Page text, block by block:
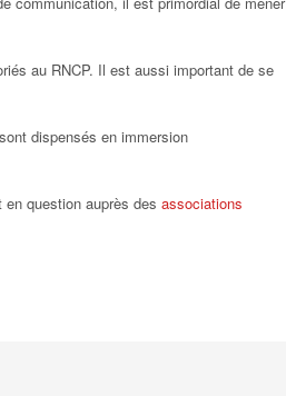
au RNCP. Il est aussi important de se
dispensés en immersion
question auprès des associations